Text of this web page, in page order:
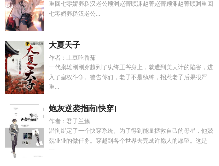
重回七零娇养糙汉老公顾渊赵菁顾渊赵菁赵菁顾渊赵菁顾渊重回
七零娇养糙汉老公...
大夏天子
作者：土豆吃番茄
一代枭雄刚刚穿越到了纨绔王爷身上，就遭到美人计的陷害，进
入了皇权斗争。警告你们，老子不是纨绔，招惹老子后果很严
重...
炮灰逆袭指南[快穿]
作者：君子兰觽
温恂绑定了一个快穿系统。为了得到能量拯救自己的母星，他兢
兢业业的做任务。穿越到各个世界去完成许愿人的愿望。这是
一...